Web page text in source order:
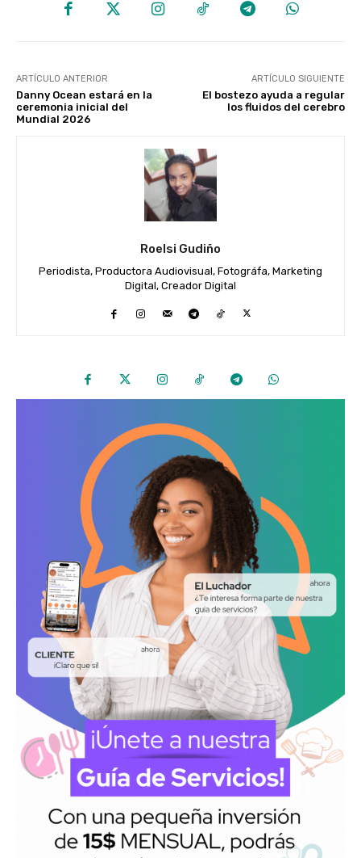
ARTÍCULO ANTERIOR
Danny Ocean estará en la
ceremonia inicial del
Mundial 2026
ARTÍCULO SIGUIENTE
El bostezo ayuda a regular
los fluidos del cerebro
Roelsi Gudiño
Periodista, Productora Audiovisual, Fotográfa, Marketing
Digital, Creador Digital